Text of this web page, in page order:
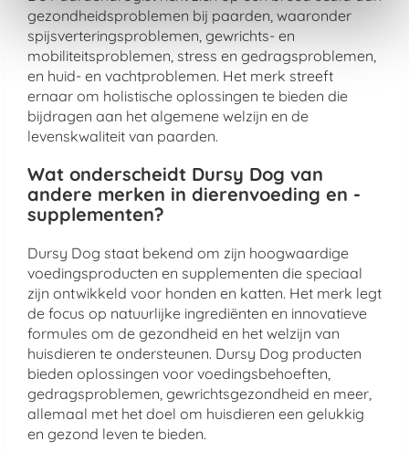
gezondheidsproblemen bij paarden, waaronder
spijsverteringsproblemen, gewrichts- en
mobiliteitsproblemen, stress en gedragsproblemen,
en huid- en vachtproblemen. Het merk streeft
ernaar om holistische oplossingen te bieden die
bijdragen aan het algemene welzijn en de
levenskwaliteit van paarden.
Wat onderscheidt Dursy Dog van
andere merken in dierenvoeding en -
supplementen?
Dursy Dog staat bekend om zijn hoogwaardige
voedingsproducten en supplementen die speciaal
zijn ontwikkeld voor honden en katten. Het merk legt
de focus op natuurlijke ingrediënten en innovatieve
formules om de gezondheid en het welzijn van
huisdieren te ondersteunen. Dursy Dog producten
bieden oplossingen voor voedingsbehoeften,
gedragsproblemen, gewrichtsgezondheid en meer,
allemaal met het doel om huisdieren een gelukkig
en gezond leven te bieden.